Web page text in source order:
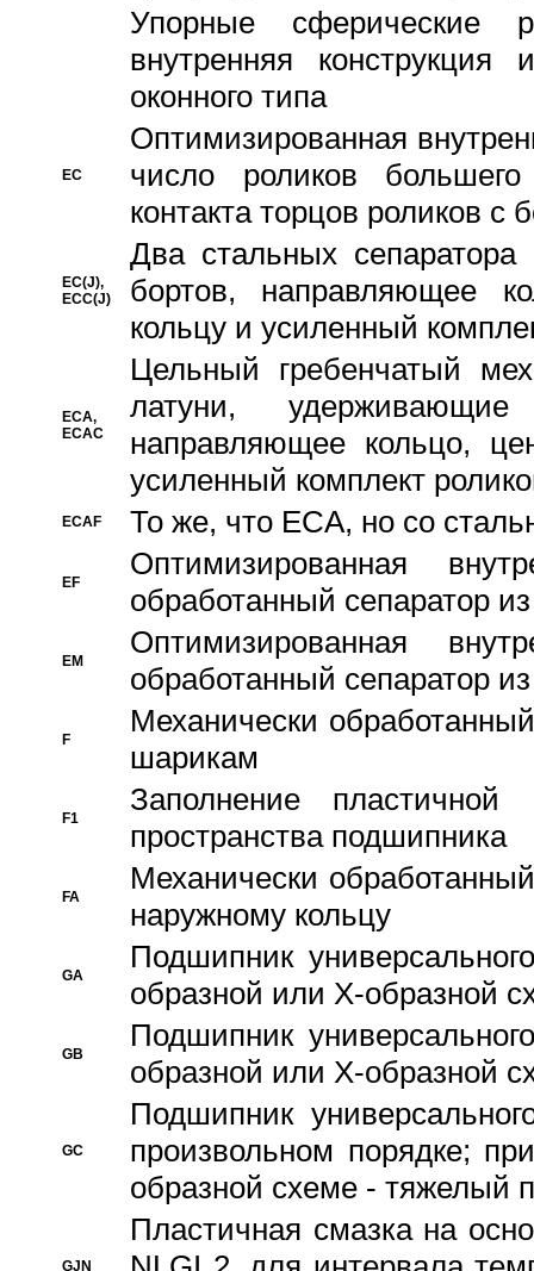
Упорные сферические
внутренняя
оконного типа
EC
Oптимизированная
число роликов
контакта торцов роликов с
EC(J),
ECC(J)
Два стальных сепаратора
бортов, направляющее
кольцу и усиленный
ECA,
ECAC
Цельный гребенчатый
латуни,
направляющее кольцо,
усиленный комплект
ECAF То же, что ECA, но со
EF
Оптимизированная
обработанный сепаратор
EM
Оптимизированная
обработанный сепаратор
F
Механически
шарикам
F1
Заполнение
пространства подшипника
FA
Механически
наружному кольцу
GA
Подшипник
образной или Х-образной
GB
Подшипник
образной или Х-образной
GC
Подшипник
произвольном порядке;
образной схеме - тяжелый
GJN
Пластичная смазка на